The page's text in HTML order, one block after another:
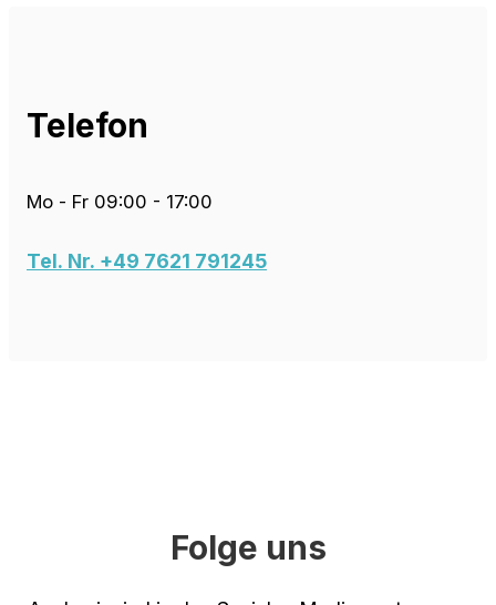
Telefon
Mo - Fr 09:00 - 17:00
Tel. Nr. +49 7621 791245
Folge uns